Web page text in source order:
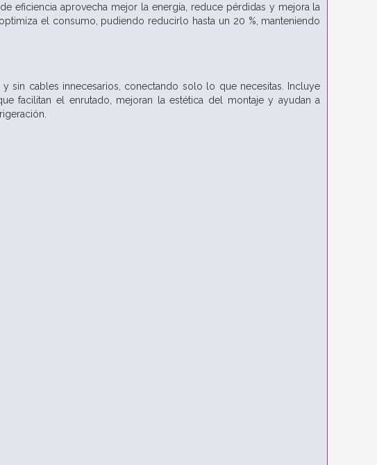
eficiencia aprovecha mejor la energía, reduce pérdidas y mejora la
el consumo, pudiendo reducirlo hasta un 20 %, manteniendo
sin cables innecesarios, conectando solo lo que necesitas. Incluye
facilitan el enrutado, mejoran la estética del montaje y ayudan a